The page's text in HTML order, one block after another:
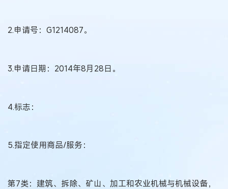
2.申请号：G1214087。
3.申请日期：2014年8月28日。
4.标志：
5.指定使用商品/服务：
第7类：建筑、拆除、矿山、加工和农业机械与机械设备，